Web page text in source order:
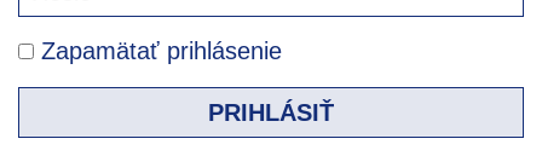
Zapamätať prihlásenie
PRIHLÁSIŤ